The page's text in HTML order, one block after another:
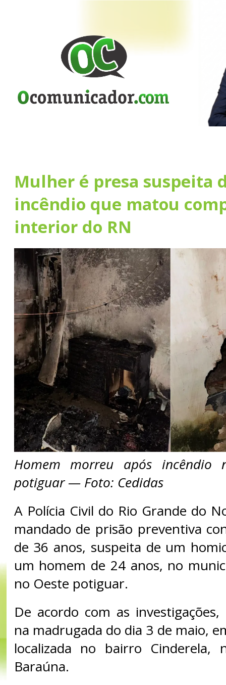
Mulher é presa suspeita
incêndio que matou
interior do RN
Homem morreu após incêndio
potiguar — Foto: Cedidas
A Polícia Civil do Rio Grande do
mandado de prisão preventiva
de 36 anos, suspeita de um
um homem de 24 anos, no
no Oeste potiguar.
De acordo com as
na madrugada do dia 3 de maio,
localizada no bairro Cinderela,
Baraúna.